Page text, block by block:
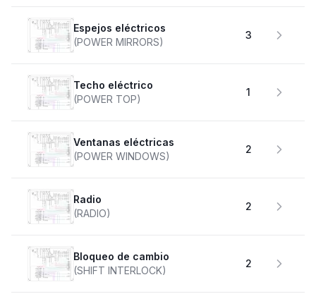
Espejos eléctricos
(POWER MIRRORS)
3
Techo eléctrico
(POWER TOP)
1
Ventanas eléctricas
(POWER WINDOWS)
2
Radio
(RADIO)
2
Bloqueo de cambio
(SHIFT INTERLOCK)
2